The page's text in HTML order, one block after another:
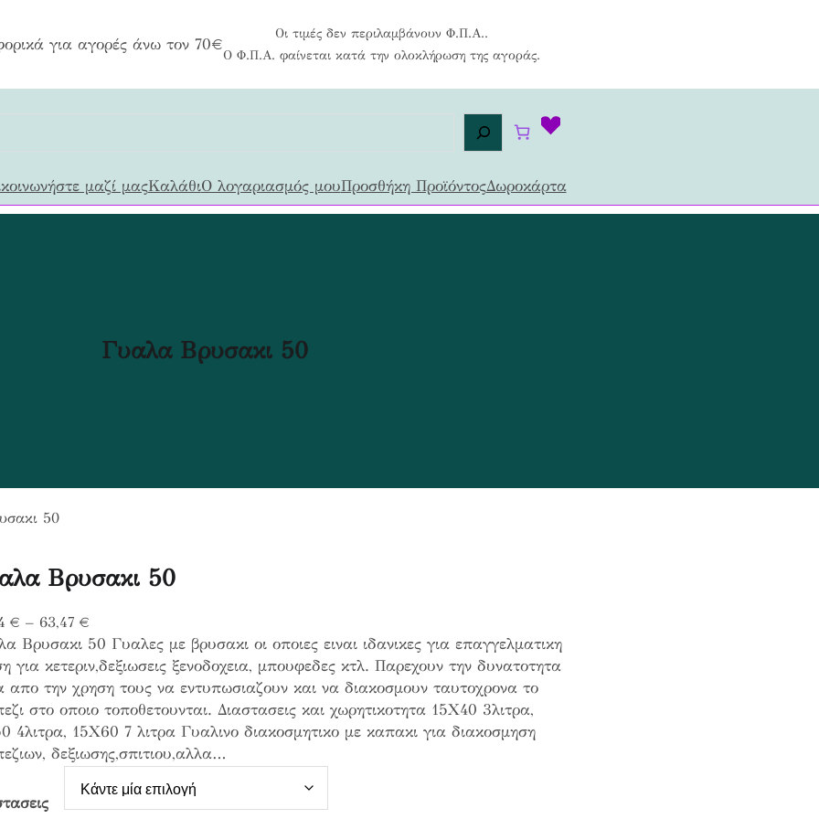
για αγορές άνω τον 70€
Οι τιμές δεν περιλαμβάνουν Φ.Π.Α..
Ο Φ.Π.Α. φαίνεται κατά την ολοκλήρωση της αγοράς.
μαζί μαςΚαλάθιΟ λογαριασμός μουΠροσθήκη ΠροϊόντοςΔωροκάρτα
Γυαλα Βρυσακι 50
50
Βρυσακι 50
€ – 63,47 €P
r
i
c
e
r
a
g
Βρυσακι 50 Γυαλες με βρυσακι οι οποιες ειναι ιδανικες για επαγγελματικη
για κετεριν,δεξιωσεις ξενοδοχεια, μπουφεδες κτλ. Παρεχουν την δυνατοτητα
απο την χρηση τους να εντυπωσιαζουν και να διακοσμουν ταυτοχρονα το
στο οποιο τοποθετουνται. Διαστασεις και χωρητικοτητα 15Χ40 3λιτρα,
4λιτρα, 15Χ60 7 λιτρα Γυαλινο διακοσμητικο με καπακι για διακοσμηση
δεξιωσης,σπιτιου,αλλα…